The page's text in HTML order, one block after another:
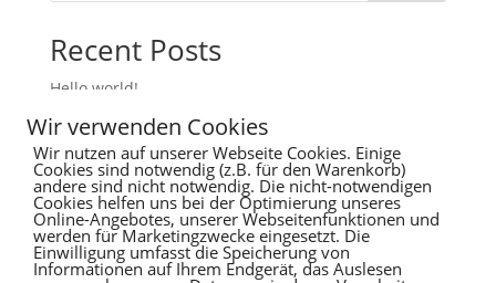
Recent Posts
Hello world!
Recent Comments
Es sind keine Kommentare vorhanden.
Wir verwenden Cookies
Wir nutzen auf unserer Webseite Cookies. Einige
Cookies sind notwendig (z.B. für den Warenkorb)
andere sind nicht notwendig. Die nicht-notwendigen
Cookies helfen uns bei der Optimierung unseres
Online-Angebotes, unserer Webseitenfunktionen und
werden für Marketingzwecke eingesetzt. Die
Einwilligung umfasst die Speicherung von
Informationen auf Ihrem Endgerät, das Auslesen